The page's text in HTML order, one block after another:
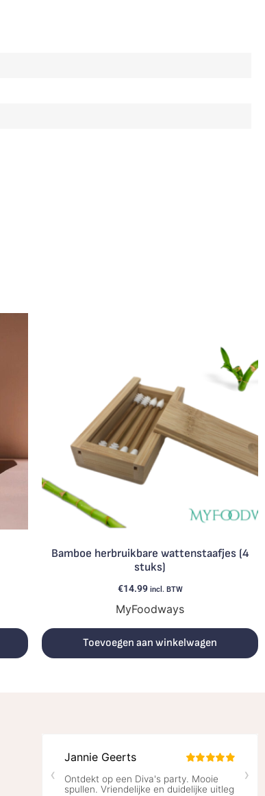
Bamboe herbruikbare wattenstaafjes (4
stuks)
€14.99 incl. BTW
MyFoodways
Toevoegen aan winkelwagen